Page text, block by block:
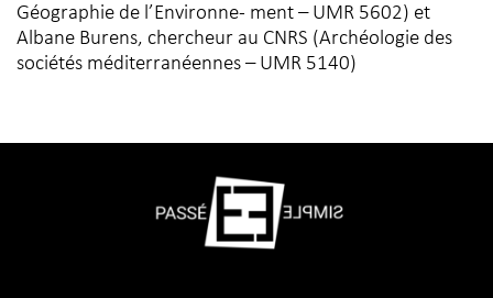
Géographie de l’Environne- ment – UMR 5602) et
Albane Burens, chercheur au CNRS (Archéologie des
sociétés méditerranéennes – UMR 5140)